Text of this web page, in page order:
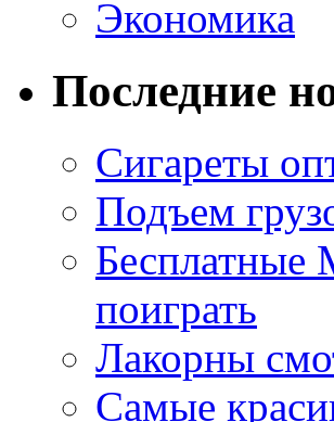
Экономика
Последние
Сигареты
Подъем
Бесплатные
поиграть
Лакорны
Самые